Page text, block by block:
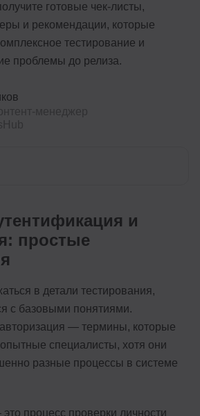
готовые чек-листы,
и рекомендации, которые
тестирование и
проблемы до релиза.
и
простые
в детали тестирования,
с базовыми понятиями.
— термины, которые
специалисты, хотя они
разные процессы в системе
процесс проверки личности